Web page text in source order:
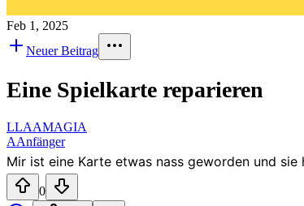
Feb 1, 2025
Neuer Beitrag
Eine Spielkarte reparieren
LLAAMAGIA
AAnfänger
Mir ist eine Karte etwas nass geworden und
0